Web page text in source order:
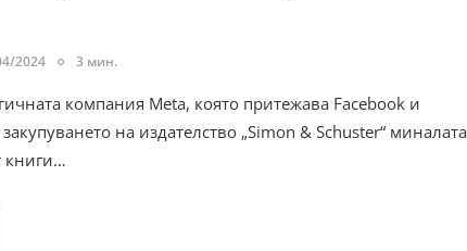
2024 3 мин.
компания Meta, която притежава Facebook и
на издателство „Simon & Schuster“ миналата
книги…